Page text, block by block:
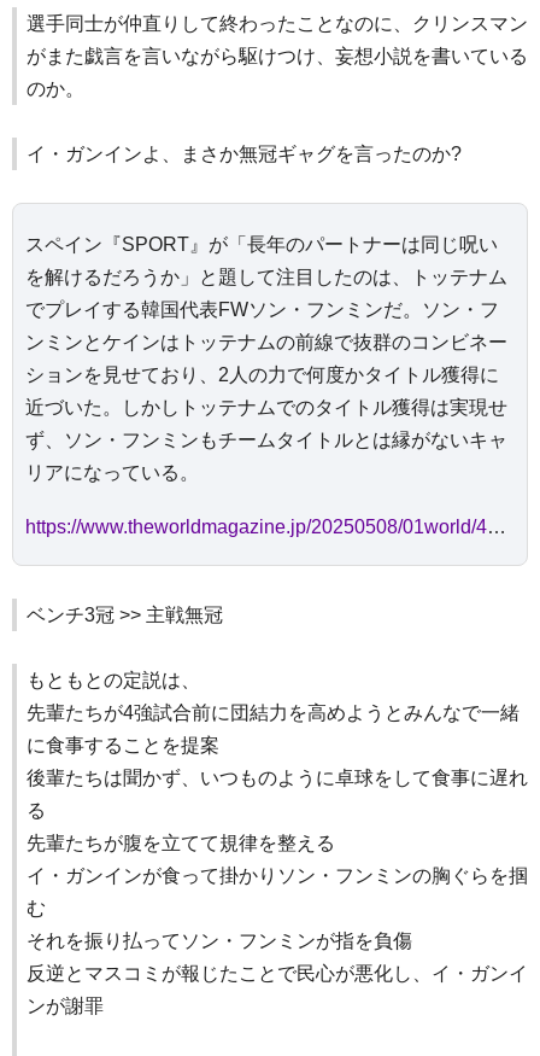
選手同士が仲直りして終わったことなのに、クリンスマン
がまた戯言を言いながら駆けつけ、妄想小説を書いている
のか。
イ・ガンインよ、まさか無冠ギャグを言ったのか?
スペイン『SPORT』が「長年のパートナーは同じ呪い
を解けるだろうか」と題して注目したのは、トッテナム
でプレイする韓国代表FWソン・フンミンだ。ソン・フ
ンミンとケインはトッテナムの前線で抜群のコンビネー
ションを見せており、2人の力で何度かタイトル獲得に
近づいた。しかしトッテナムでのタイトル獲得は実現せ
ず、ソン・フンミンもチームタイトルとは縁がないキャ
リアになっている。
https://www.theworldmagazine.jp/20250508/01world/449943
ベンチ3冠 >> 主戦無冠
もともとの定説は、
先輩たちが4強試合前に団結力を高めようとみんなで一緒
に食事することを提案
後輩たちは聞かず、いつものように卓球をして食事に遅れ
る
先輩たちが腹を立てて規律を整える
イ・ガンインが食って掛かりソン・フンミンの胸ぐらを掴
む
それを振り払ってソン・フンミンが指を負傷
反逆とマスコミが報じたことで民心が悪化し、イ・ガンイ
ンが謝罪